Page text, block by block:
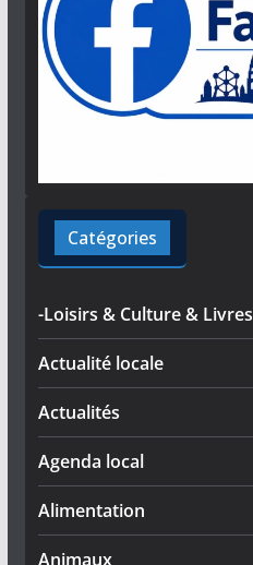
Catégories
-Loisirs & Culture & Livres
Actualité locale
Actualités
Agenda local
Alimentation
Animaux